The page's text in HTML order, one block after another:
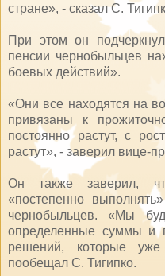
стране», - сказал С.
При этом он
пенсии чернобыльцев
боевых действий».
«Они все находятся на
привязаны к
постоянно растут, с
растут», - заверил вице-
Он также заверил,
«постепенно
чернобыльцев. «Мы
определенные суммы и
решений, которые
пообещал С. Тигипко.